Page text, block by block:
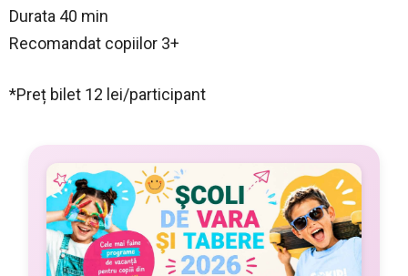
Durata 40 min
Recomandat copiilor 3+
*Preț bilet 12 lei/participant